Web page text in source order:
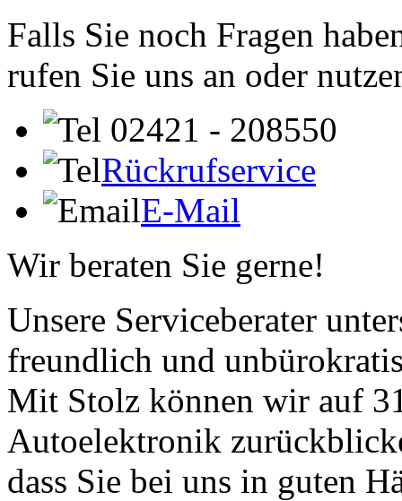
Falls Sie noch Fragen
rufen Sie uns an oder
02421 - 208550
Rückrufservice
E-Mail
Wir beraten Sie gerne!
Unsere Serviceberater
freundlich und
Mit Stolz können wir auf
Autoelektronik
dass Sie bei uns in guten